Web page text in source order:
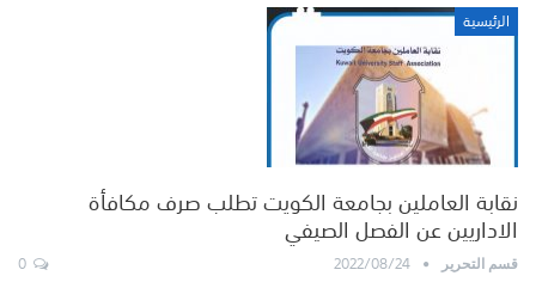
الرئيسية
نقابة العاملين بجامعة الكويت تطلب صرف مكافأة
الاداريين عن الفصل الصيفي
قسم التحرير 2022/08/24